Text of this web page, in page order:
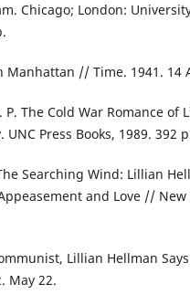
Chicago; London:
Manhattan // Time. 1941. 14
P. The Cold War Romance of
UNC Press Books, 1989. 392
Searching Wind: Lillian
and Love // New
Lillian Hellman
May 22.